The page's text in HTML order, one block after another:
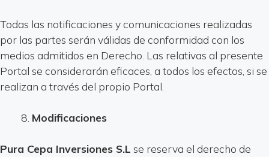
Todas las notificaciones y comunicaciones realizadas
por las partes serán válidas de conformidad con los
medios admitidos en Derecho. Las relativas al presente
Portal se considerarán eficaces, a todos los efectos, si se
realizan a través del propio Portal.
Modificaciones
Pura Cepa Inversiones S.L se reserva el derecho de